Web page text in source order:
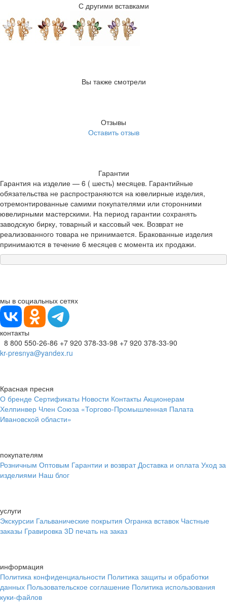
С другими вставками
Вы также смотрели
Отзывы
Оставить отзыв
Гарантии
Гарантия на изделие — 6 ( шесть) месяцев. Гарантийные
обязательства не распространяются на ювелирные изделия,
отремонтированные самими покупателями или сторонними
ювелирными мастерскими. На период гарантии сохранять
заводскую бирку, товарный и кассовый чек. Возврат не
реализованного товара не принимается. Бракованные изделия
принимаются в течение 6 месяцев с момента их продажи.
мы в социальных сетях
контакты
8 800 550-26-86 +7 920 378-33-98 +7 920 378-33-90
kr-presnya@yandex.ru
Красная пресня
О бренде Сертификаты Новости Контакты Акционерам
Хелпинвер Член Союза «Торгово-Промышленная Палата
Ивановской области»
покупателям
Розничным Оптовым Гарантии и возврат Доставка и оплата Уход за
изделиями Наш блог
услуги
Экскурсии Гальванические покрытия Огранка вставок Частные
заказы Гравировка 3D печать на заказ
информация
Политика конфиденциальности Политика защиты и обработки
данных Пользовательское соглашение Политика использования
куки-файлов